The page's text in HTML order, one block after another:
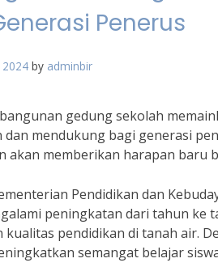
Penerus
by adminbir
gedung sekolah
dan mendukung bagi generasi
akan memberikan harapan baru
Pendidikan dan
peningkatan dari tahun ke
pendidikan di tanah air.
semangat belajar